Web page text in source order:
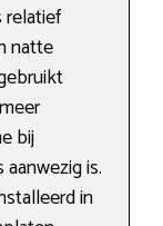
relatief
natte
bij
is.
in